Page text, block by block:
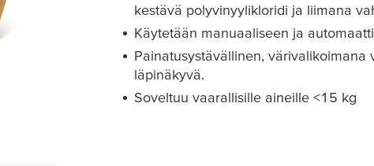
kestävä polyvinyylikloridi ja liimana
Käytetään manuaaliseen ja
Painatusystävällinen, värivalikoimana
läpinäkyvä.
Soveltuu vaarallisille aineille <15 kg